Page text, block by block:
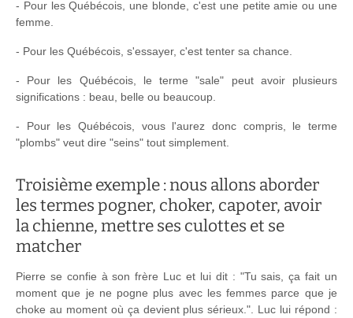
- Pour les Québécois, une blonde, c'est une petite amie ou une
femme.
- Pour les Québécois, s'essayer, c'est tenter sa chance.
- Pour les Québécois, le terme "sale" peut avoir plusieurs
significations : beau, belle ou beaucoup.
- Pour les Québécois, vous l'aurez donc compris, le terme
"plombs" veut dire "seins" tout simplement.
Troisième exemple : nous allons aborder
les termes pogner, choker, capoter, avoir
la chienne, mettre ses culottes et se
matcher
Pierre se confie à son frère Luc et lui dit : "Tu sais, ça fait un
moment que je ne pogne plus avec les femmes parce que je
choke au moment où ça devient plus sérieux.". Luc lui répond :